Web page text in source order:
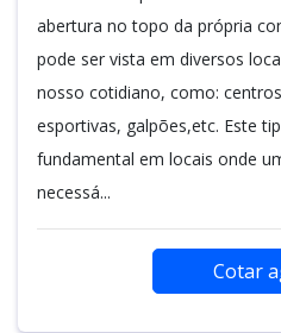
abertura no topo da própria
pode ser vista em diversos
nosso cotidiano, como:
esportivas, galpões,etc. Este
fundamental em locais onde
necessá...
Cotar